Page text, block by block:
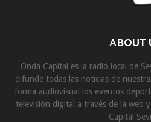
ABOUT
Onda Capital es la radio local de
difunde todas las noticias de
forma audiovisual los eventos
televisión digital a través de la web
Capital